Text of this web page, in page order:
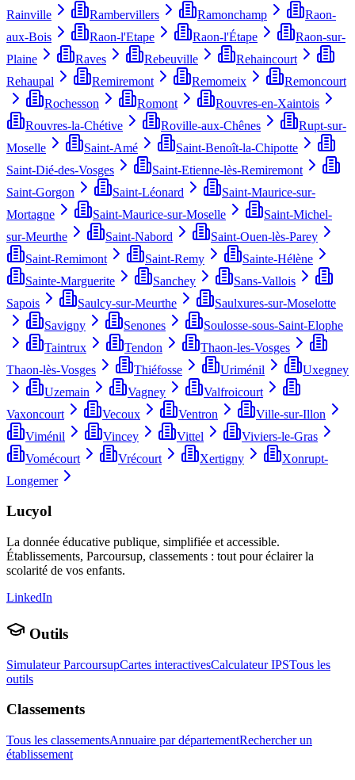
Rainville
Rambervillers Ramonchamp
Raon-
aux-Bois
Raon-l'Etape Raon-l'Étape
Raon-sur-
Plaine
Raves Rebeuville
Rehaincourt
Rehaupal
Remiremont Remomeix
Remoncourt
Rochesson
Romont
Rouvres-en-Xaintois
Rouvres-la-Chétive
Roville-aux-Chênes
Rupt-sur-
Moselle
Saint-Amé
Saint-Benoît-la-Chipotte
Saint-Dié-des-Vosges
Saint-Etienne-lès-Remiremont
Saint-Gorgon
Saint-Léonard
Saint-Maurice-sur-
Mortagne
Saint-Maurice-sur-Moselle
Saint-Michel-
sur-Meurthe
Saint-Nabord
Saint-Ouen-lès-Parey
Saint-Remimont
Saint-Remy
Sainte-Hélène
Sainte-Marguerite
Sanchey
Sans-Vallois
Sapois
Saulcy-sur-Meurthe
Saulxures-sur-Moselotte
Savigny
Senones
Soulosse-sous-Saint-Elophe
Taintrux
Tendon
Thaon-les-Vosges
Thaon-lès-Vosges
Thiéfosse Uriménil
Uxegney
Uzemain
Vagney
Valfroicourt
Vaxoncourt
Vecoux Ventron
Ville-sur-Illon
Viménil
Vincey Vittel
Viviers-le-Gras
Vomécourt
Vrécourt Xertigny
Xonrupt-
Longemer
Lucyol
La donnée éducative publique, simplifiée et accessible.
Établissements, Parcoursup, classements : tout pour éclairer la
scolarité de vos enfants.
LinkedIn
Outils
Simulateur ParcoursupCartes interactivesCalculateur IPSTous les
outils
Classements
Tous les classementsAnnuaire par départementRechercher un
établissement